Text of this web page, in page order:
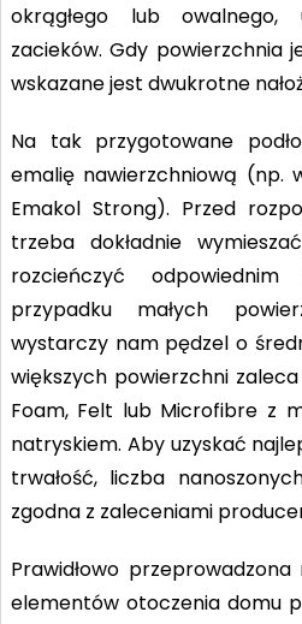
okrągłego lub owalnego,
zacieków. Gdy powierzchnia
wskazane jest dwukrotne
Na tak przygotowane
emalię nawierzchniową (np.
Emakol Strong). Przed
trzeba dokładnie
rozcieńczyć odpowiednim
przypadku małych
wystarczy nam pędzel o
większych powierzchni
Foam, Felt lub Microfibre z
natryskiem. Aby uzyskać
trwałość, liczba
zgodna z zaleceniami
Prawidłowo
elementów otoczenia domu